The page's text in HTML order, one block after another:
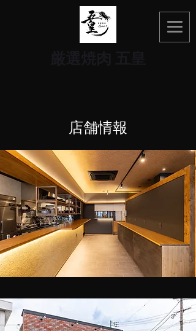
​店舗情報